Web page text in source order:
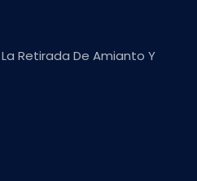
Retirada De Amianto Y